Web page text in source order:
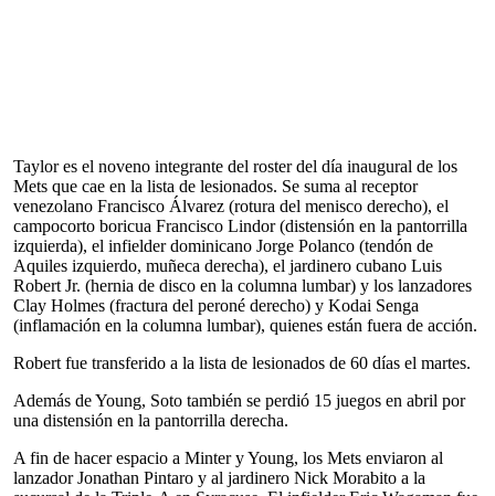
Taylor es el noveno integrante del roster del día inaugural de los
Mets que cae en la lista de lesionados. Se suma al receptor
venezolano Francisco Álvarez (rotura del menisco derecho), el
campocorto boricua Francisco Lindor (distensión en la pantorrilla
izquierda), el infielder dominicano Jorge Polanco (tendón de
Aquiles izquierdo, muñeca derecha), el jardinero cubano Luis
Robert Jr. (hernia de disco en la columna lumbar) y los lanzadores
Clay Holmes (fractura del peroné derecho) y Kodai Senga
(inflamación en la columna lumbar), quienes están fuera de acción.
Robert fue transferido a la lista de lesionados de 60 días el martes.
Además de Young, Soto también se perdió 15 juegos en abril por
una distensión en la pantorrilla derecha.
A fin de hacer espacio a Minter y Young, los Mets enviaron al
lanzador Jonathan Pintaro y al jardinero Nick Morabito a la